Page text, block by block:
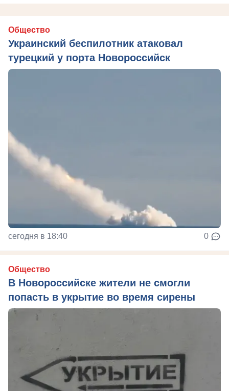
Общество
Украинский беспилотник атаковал
турецкий у порта Новороссийск
сегодня в 18:40 0
Общество
В Новороссийске жители не смогли
попасть в укрытие во время сирены